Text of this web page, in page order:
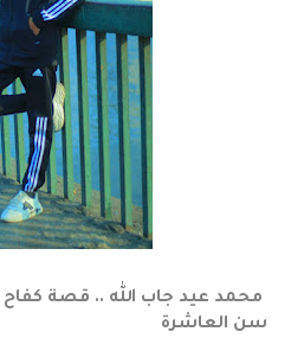
محمد عيد جاب الله .. قصة
سن العاشرة